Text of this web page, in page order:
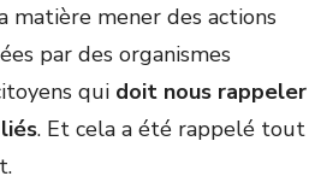
matière mener des actions
par des organismes
qui doit nous rappeler
. Et cela a été rappelé tout